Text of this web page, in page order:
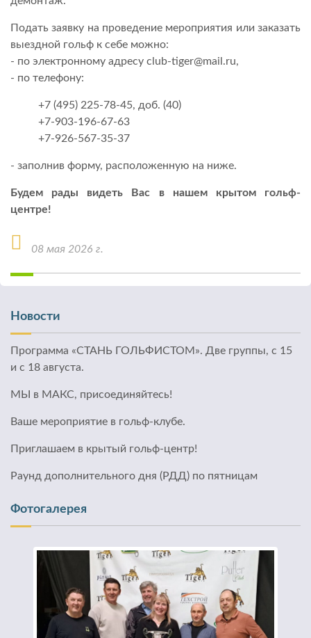
Подать заявку на проведение мероприятия или заказать
выездной гольф к себе можно:
- по электронному адресу club-tiger@mail.ru,
- по телефону:
+7 (495) 225-78-45, доб. (40)
+7-903-196-67-63
+7-926-567-35-37
- заполнив форму, расположенную на ниже.
Будем рады видеть Вас в нашем крытом гольф-
центре!
08 мая 2026 г.
Новости
Программа «СТАНЬ ГОЛЬФИСТОМ». Две группы, с 15
и с 18 августа.
МЫ в МАКС, присоединяйтесь!
Ваше мероприятие в гольф-клубе.
Приглашаем в крытый гольф-центр!
Раунд дополнительного дня (РДД) по пятницам
Фотогалерея